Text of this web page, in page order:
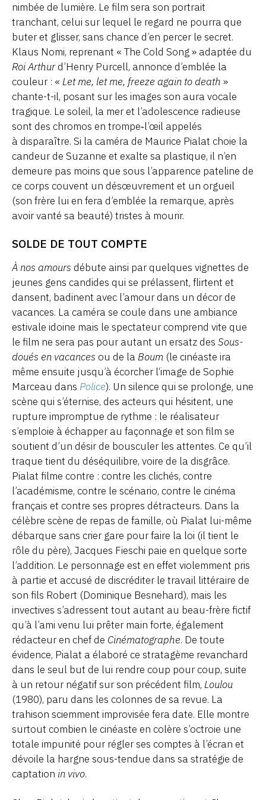
nimbée de lumière. Le film sera son portrait
tranchant, celui sur lequel le regard ne pourra que
buter et glisser, sans chance d’en percer le secret.
Klaus Nomi, reprenant « The Cold Song » adaptée du
Roi Arthurd’Henry Purcell, annonce d’emblée la
couleur : « Let me, let me, freeze again to death »
chante-t-il, posant sur les images son aura vocale
tragique. Le soleil, la mer et l’adolescence radieuse
sont des chromos en trompe‑l’œil appelés
à disparaître. Si la caméra de Maurice Pialat choie la
candeur de Suzanne et exalte sa plastique, il n’en
demeure pas moins que sous l’apparence pateline de
ce corps couvent un désœuvrement et un orgueil
(son frère lui en fera d’emblée la remarque, après
avoir vanté sa beauté) tristes à mourir.
SOLDE DE TOUT COMPTE
À nos amours débute ainsi par quelques vignettes de
jeunes gens candides qui se prélassent, flirtent et
dansent, badinent avec l’amour dans un décor de
vacances. La caméra se coule dans une ambiance
estivale idoine mais le spectateur comprend vite que
le film ne sera pas pour autant un ersatz des Sous-
doués en vacances ou de la Boum (le cinéaste ira
même ensuite jusqu’à écorcher l‘image de Sophie
Marceau dans Police). Un silence qui se prolonge, une
scène qui s’éternise, des acteurs qui hésitent, une
rupture impromptue de rythme : le réalisateur
s’emploie à échapper au façonnage et son film se
soutient d’un désir de bousculer les attentes. Ce qu’il
traque tient du déséquilibre, voire de la disgrâce.
Pialat filme contre : contre les clichés, contre
l’académisme, contre le scénario, contre le cinéma
français et contre ses propres détracteurs. Dans la
célèbre scène de repas de famille, où Pialat lui-même
débarque sans crier gare pour faire la loi (il tient le
rôle du père), Jacques Fieschi paie en quelque sorte
l’addition. Le personnage est en effet violemment pris
à partie et accusé de discréditer le travail littéraire de
son fils Robert (Dominique Besnehard), mais les
invectives s’adressent tout autant au beau-frère fictif
qu’à l’ami venu lui prêter main forte, également
rédacteur en chef de Cinématographe. De toute
évidence, Pialat a élaboré ce stratagème revanchard
dans le seul but de lui rendre coup pour coup, suite
à un retour négatif sur son précédent film, Loulou
(1980), paru dans les colonnes de sa revue. La
trahison sciemment improvisée fera date. Elle montre
surtout combien le cinéaste en colère s’octroie une
totale impunité pour régler ses comptes à l’écran et
dévoile la hargne sous-tendue dans sa stratégie de
captation in vivo.